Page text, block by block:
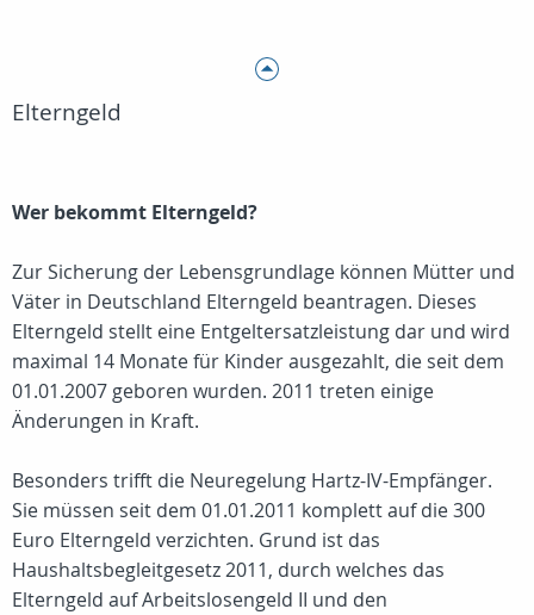
Elterngeld
Wer bekommt Elterngeld?
Zur Sicherung der Lebensgrundlage können Mütter und
Väter in Deutschland Elterngeld beantragen. Dieses
Elterngeld stellt eine Entgeltersatzleistung dar und wird
maximal 14 Monate für Kinder ausgezahlt, die seit dem
01.01.2007 geboren wurden. 2011 treten einige
Änderungen in Kraft.
Besonders trifft die Neuregelung Hartz-IV-Empfänger.
Sie müssen seit dem 01.01.2011 komplett auf die 300
Euro Elterngeld verzichten. Grund ist das
Haushaltsbegleitgesetz 2011, durch welches das
Elterngeld auf Arbeitslosengeld II und den